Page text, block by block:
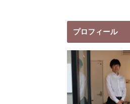
プロフィール